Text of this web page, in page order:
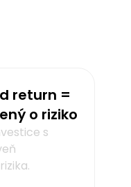
return =
o riziko
s